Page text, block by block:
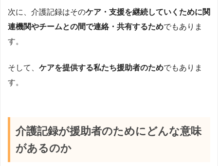
次に、介護記録はそのケア・支援を継続していくために関
連機関やチームとの間で連絡・共有するためでもありま
す。
そして、 ケアを提供する私たち援助者のためでもありま
す。
介護記録が援助者のためにどんな意味
があるのか